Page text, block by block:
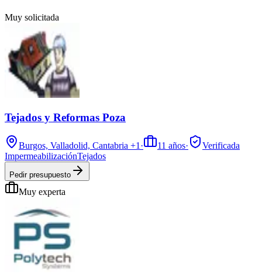
Muy solicitada
Tejados y Reformas Poza
Burgos, Valladolid, Cantabria +1· 11 años·
Verificada
ImpermeabilizaciónTejados
Pedir presupuesto
Muy experta